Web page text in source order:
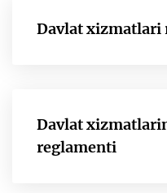
Davlat xizmatlari
Davlat
reglamenti